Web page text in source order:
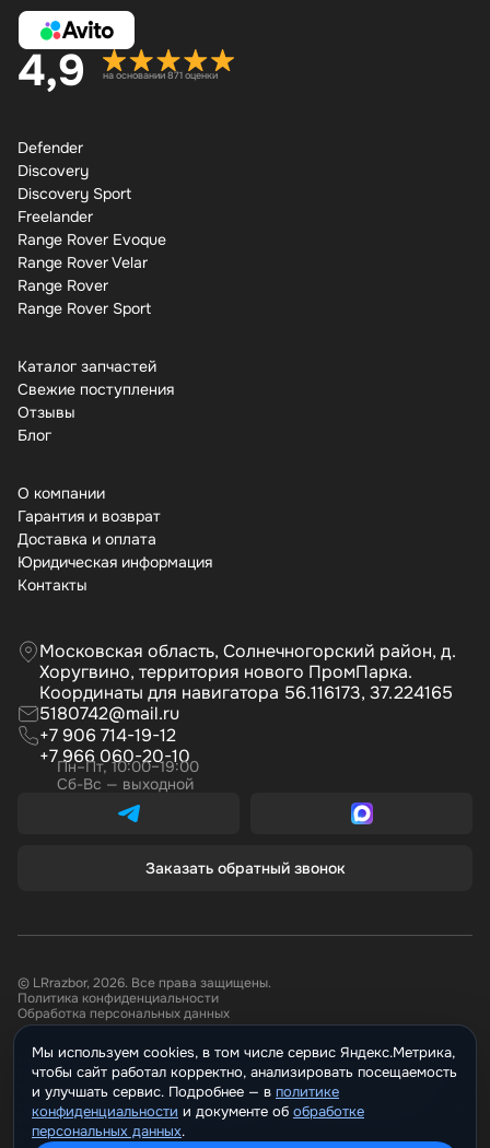
4,9 на основании 871 оценки
Defender
Discovery
Discovery Sport
Freelander
Range Rover Evoque
Range Rover Velar
Range Rover
Range Rover Sport
Каталог запчастей
Свежие поступления
Отзывы
Бло
О компании
Гарантия и возврат
Доставка и оплата
Юридическая информация
Контакты
Московская область, Солнечногорский район, д.
Хоругвино, территория нового ПромПарка.
Координаты для навигатора 56.116173, 37.224165
5180742@mail.ru
+7 906 714-19-12
+7 966 060-20-10
Пн–Пт, 10:00–19:00
Сб-Вс — выходной
Заказать обратный звонок
© LRrazbor, 2026. Все права защищены.
Политика конфиденциальности
Обработка персональных данных
Информация, размещённая на сайте не является публичной офертой.
Все материалы данного сайта являются объектами авторского права.
Запрещается копирование, распространение (в том числе путем
копирования на другие сайты и ресурсы в Интернете) или любое иное
использование информации и объектов без предварительного
согласия правообладателя.
Мы используем cookies, в том числе сервис Яндекс.Метрика,
чтобы сайт работал корректно, анализировать посещаемость
и улучшать сервис. Подробнее — политике
конфиденциальности и документе о обработке
персональных данных.